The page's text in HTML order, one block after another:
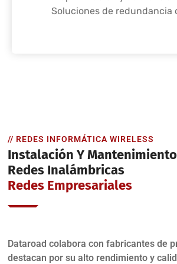
Soluciones de redundancia
// REDES INFORMÁTICA WIRELESS
Instalación Y Mantenimiento
Redes Inalámbricas
Redes Empresariales
Dataroad colabora con fabricantes de
destacan por su alto rendimiento y